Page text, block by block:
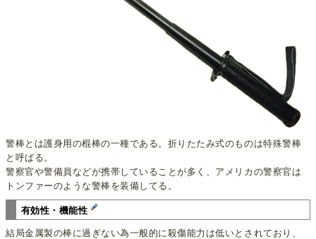
警棒とは護身用の棍棒の一種である。折りたたみ式のものは特殊警棒
と呼ばる。
警察官や警備員などが携帯していることが多く、アメリカの警察官は
トンファーのような警棒を装備してる。
有効性・機能性
結局金属製の棒に過ぎない為一般的に殺傷能力は低いとされており、